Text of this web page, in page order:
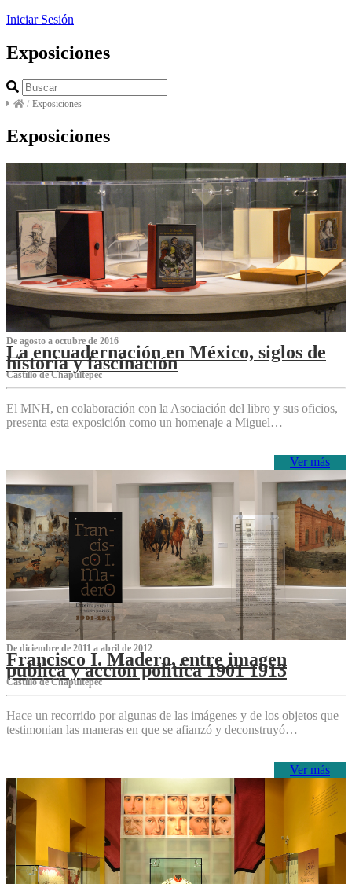
Iniciar Sesión
Exposiciones
/ Exposiciones
Exposiciones
De agosto a octubre de 2016
La encuadernación en México, siglos de
historia y fascinación
Castillo de Chapultepec
El MNH, en colaboración con la Asociación del libro y sus oficios,
presenta esta exposición como un homenaje a Miguel…
Ver más
De diciembre de 2011 a abril de 2012
Francisco I. Madero, entre imagen
pública y acción política 1901 1913
Castillo de Chapultepec
Hace un recorrido por algunas de las imágenes y de los objetos que
testimonian las maneras en que se afianzó y deconstruyó…
Ver más